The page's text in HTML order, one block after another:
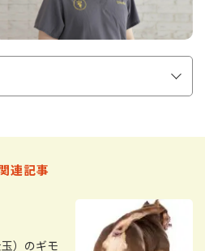
連記事
）のギモ